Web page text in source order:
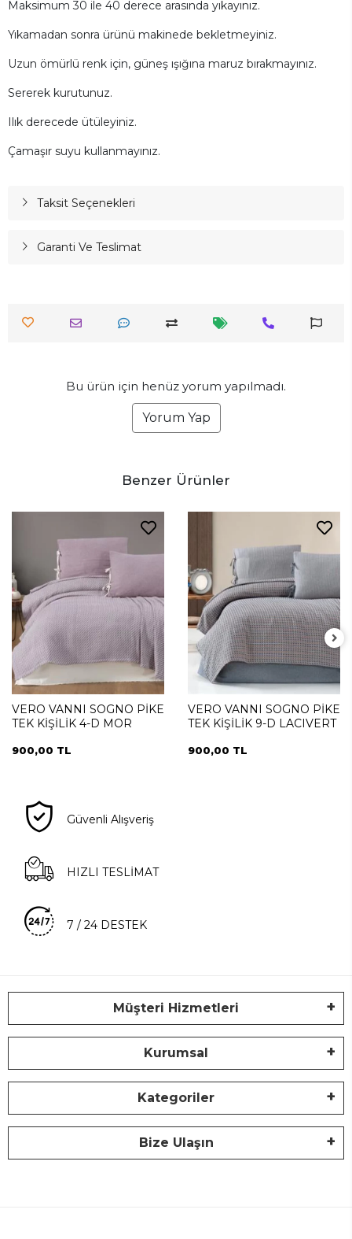
Maksimum 30 ile 40 derece arasında yıkayınız.
Yıkamadan sonra ürünü makinede bekletmeyiniz.
Uzun ömürlü renk için, güneş ışığına maruz bırakmayınız.
Sererek kurutunuz.
Ilık derecede ütüleyiniz.
Çamaşır suyu kullanmayınız.
Taksit Seçenekleri
Garanti Ve Teslimat
Bu ürün için henüz yorum yapılmadı.
Yorum Yap
Benzer Ürünler
VERO VANNI SOGNO PİKE
TEK KİŞİLİK 4-D MOR
900,00 TL
VERO VANNI SOGNO PİKE
TEK KİŞİLİK 9-D LACIVERT
900,00 TL
Güvenli Alışveriş
HIZLI TESLİMAT
7 / 24 DESTEK
Müşteri Hizmetleri
Kurumsal
Kategoriler
Bize Ulaşın